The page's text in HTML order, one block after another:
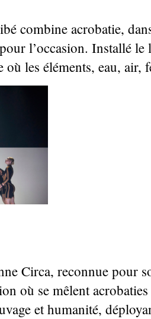
combine acrobatie,
l’occasion. Installé
où les éléments, eau,
Circa, reconnue pour
où se mêlent
et humanité,